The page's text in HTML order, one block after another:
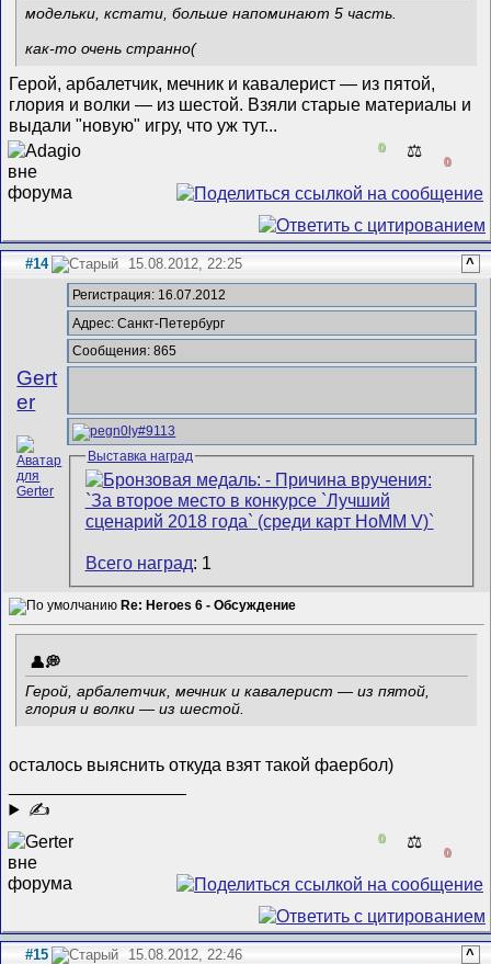
модельки, кстати, больше напоминают 5 часть.
как-то очень странно(
Герой, арбалетчик, мечник и кавалерист — из пятой,
глория и волки — из шестой. Взяли старые материалы и
выдали "новую" игру, что уж тут...
0 ⚖️
0
#14 15.08.2012, 22:25 ^
Gert
er
Регистрация: 16.07.2012
Адрес: Санкт-Петербург
Сообщения: 865
Выставка наград
Всего наград: 1
Re: Heroes 6 - Обсуждение
Герой, арбалетчик, мечник и кавалерист — из пятой,
глория и волки — из шестой.
осталось выяснить откуда взят такой фаербол)
✍
0 ⚖️
0
#15 15.08.2012, 22:46 ^